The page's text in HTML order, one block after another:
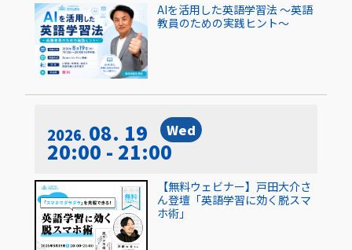
AIを活用した英語学習法 〜英語
教員のための実践ヒント〜
2026 08. 19 Wed
20:00 - 21:00
【無料ウェビナー】戸田大介さ
ん登壇「英語学習に効く脱スマ
ホ術」